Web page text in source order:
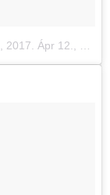
2017. Ápr 12., 15:13 PDT